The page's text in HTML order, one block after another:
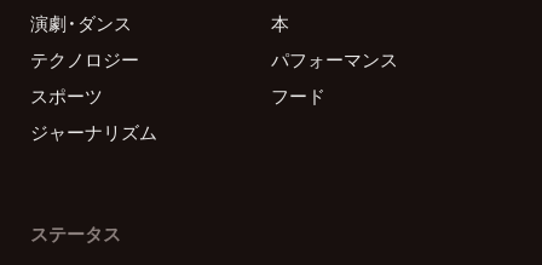
演劇・ダンス
本
テクノロジー
パフォーマンス
スポーツ
フード
ジャーナリズム
ステータス